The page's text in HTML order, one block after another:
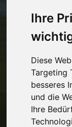
Ihre
Diese
Targeting
besseres
und die
Ihre